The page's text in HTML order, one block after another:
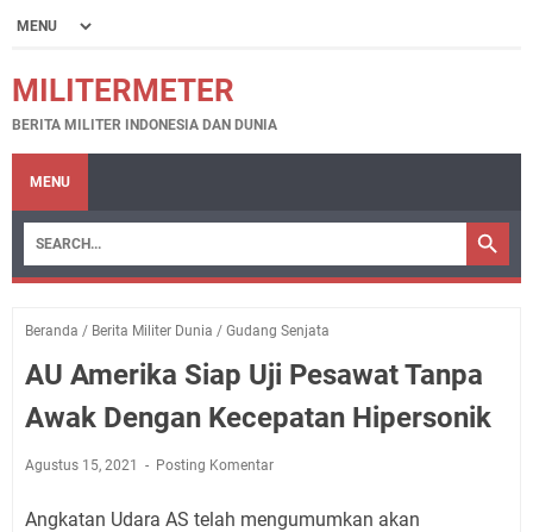
MILITERMETER
BERITA MILITER INDONESIA DAN DUNIA
MENU
Beranda / Berita Militer Dunia / Gudang Senjata
AU Amerika Siap Uji Pesawat Tanpa
Awak Dengan Kecepatan Hipersonik
Agustus 15, 2021 Posting Komentar
Angkatan Udara AS telah mengumumkan akan